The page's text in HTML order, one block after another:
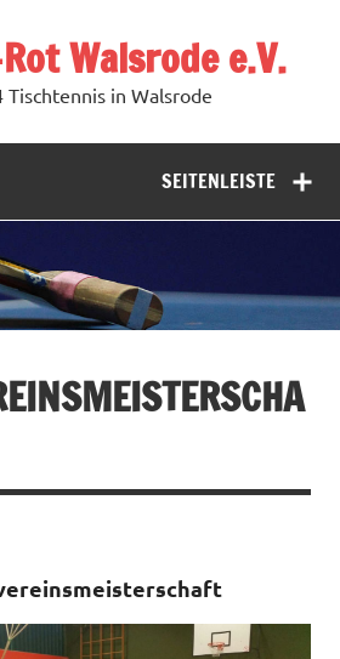
Walsrode e.V.
Tischtennis in Walsrode
SEITENLEISTE